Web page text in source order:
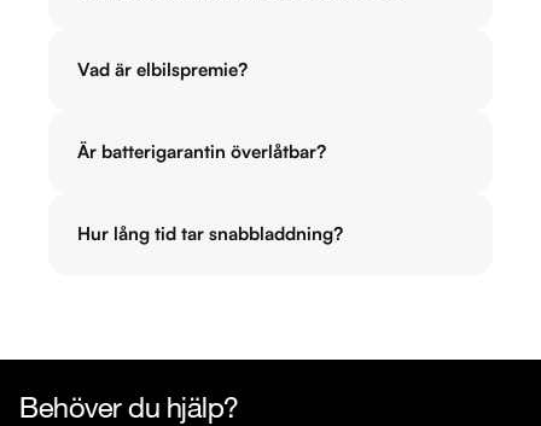
Vad är elbilspremie?
Är batterigarantin överlåtbar?
Hur lång tid tar snabbladdning?
Behöver du hjälp?